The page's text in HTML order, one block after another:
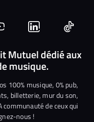
Nous
rejoindre
sur
Linkedin
Nous
Mutuel dédié aux
musique.
100% musique, 0% pub,
billetterie, mur du son,
de ceux qui
nous !